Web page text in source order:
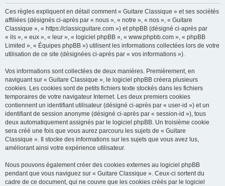
Ces règles expliquent en détail comment « Guitare Classique » et ses sociétés
affiliées (désignés ci-après par « nous », « notre », « nos », « Guitare
Classique », « https://classicguitare.com ») et phpBB (désigné ci-après par
« ils », « eux », « leur », « logiciel phpBB », « www.phpbb.com », « phpBB
Limited », « Équipes phpBB ») utilisent les informations collectées lors de votre
utilisation de ce site (désignées ci-après par « vos informations »).
Vos informations sont collectées de deux manières. Premièrement, en
naviguant sur « Guitare Classique », le logiciel phpBB créera plusieurs
cookies. Les cookies sont de petits fichiers texte stockés dans les fichiers
temporaires de votre navigateur Internet. Les deux premiers cookies
contiennent un identifiant utilisateur (désigné ci-après par « user-id ») et un
identifiant de session anonyme (désigné ci-après par « session-id »), tous
deux automatiquement assignés par le logiciel phpBB. Un troisième cookie
sera créé une fois que vous aurez parcouru les sujets de « Guitare
Classique ». Il stocke des informations sur les sujets que vous avez lus,
améliorant ainsi votre expérience utilisateur.
Nous pouvons également créer des cookies externes au logiciel phpBB
pendant que vous naviguez sur « Guitare Classique ». Ceux-ci sortent du
cadre de ce document, qui ne couvre que les cookies créés par le logiciel